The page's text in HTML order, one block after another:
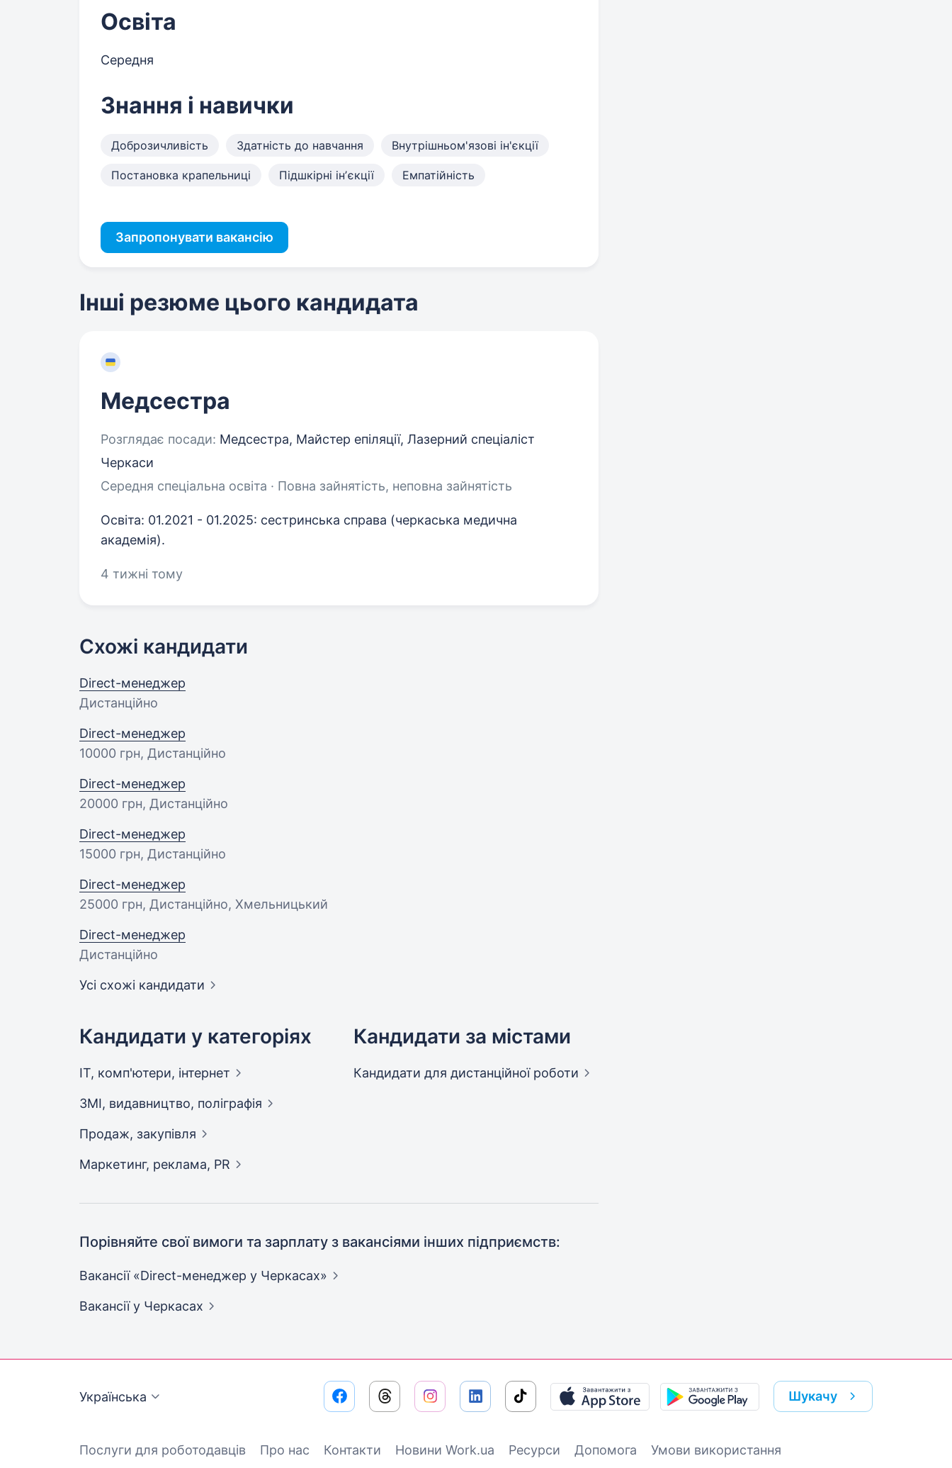
Освіта
Середня
Знання і навички
Доброзичливість Здатність до навчання Внутрішньом'язові ін'єкції
Постановка крапельниці Підшкірні інʼєкції Емпатійність
Запропонувати вакансію
Інші резюме цього кандидата
Медсестра
Розглядає посади: Медсестра, Майстер епіляції, Лазерний спеціаліст
Черкаси
Середня спеціальна освіта · Повна зайнятість, неповна зайнятість
Освіта: 01.2021 - 01.2025: сестринська справа (черкаська медична
академія).
4 тижні тому
Схожі кандидати
Direct-менеджер
Дистанційно
Direct-менеджер
10000 грн, Дистанційно
Direct-менеджер
20000 грн, Дистанційно
Direct-менеджер
15000 грн, Дистанційно
Direct-менеджер
25000 грн, Дистанційно, Хмельницький
Direct-менеджер
Дистанційно
Усі схожі кандидати
Кандидати у категоріях
IT, комп'ютери, інтернет
ЗМІ, видавництво, поліграфія
Продаж, закупівля
Маркетинг, реклама, PR
Кандидати за містами
Кандидати для дистанційної роботи
Порівняйте свої вимоги та зарплату з вакансіями інших підприємств:
Вакансії «Direct-менеджер у Черкасах»
Вакансіїу Черкасах
Українська Шукачу
Послуги для роботодавців Про нас Контакти Новини Work.ua Ресурси Допомога
Умови використання